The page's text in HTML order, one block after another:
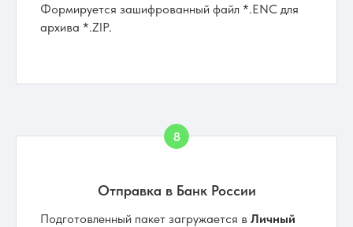
Формируется зашифрованный файл *.ENC для
архива *.ZIP.
Отправка в Банк России
Подготовленный пакет загружается в Личный